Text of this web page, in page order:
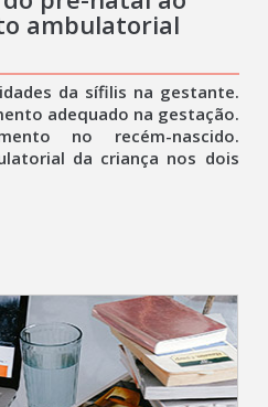
ambulatorial
da sífilis na gestante.
adequado na gestação.
no recém-nascido.
da criança nos dois